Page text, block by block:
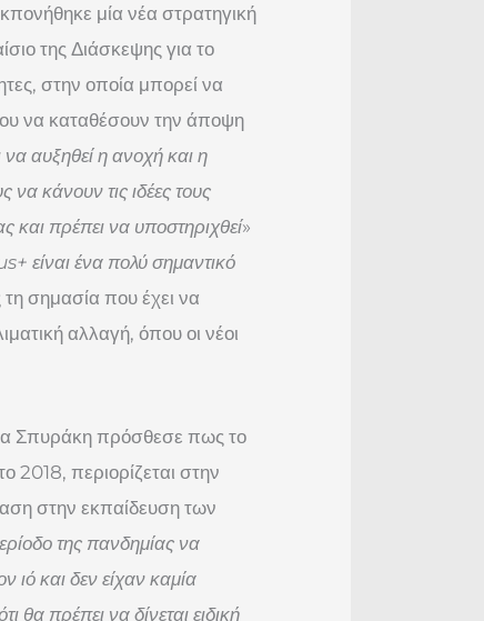
μία νέα στρατηγική
της Διάσκεψης για το
στην οποία μπορεί να
να καταθέσουν την άποψη
να αυξηθεί η ανοχή και η
κάνουν τις ιδέες τους
και πρέπει να υποστηριχθεί»
+ είναι ένα πολύ σημαντικό
σημασία που έχει να
αλλαγή, όπου οι νέοι
Σπυράκη πρόσθεσε πως το
2018, περιορίζεται στην
στην εκπαίδευση των
της πανδημίας να
ιό και δεν είχαν καμία
θα πρέπει να δίνεται ειδική